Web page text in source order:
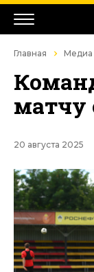
Главная Медиа
матчу
20 августа 2025